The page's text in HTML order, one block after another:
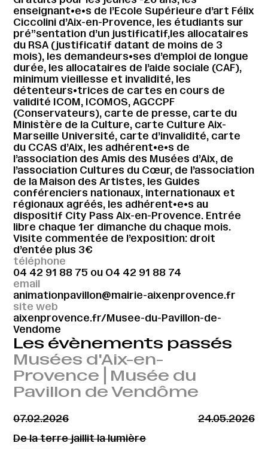
enseignant•e•s de l’Ecole Supérieure d’art Félix
Ciccolini d’Aix-en-Provence, les étudiants sur
pré”sentation d’un justificatif,les allocataires
du RSA (justificatif datant de moins de 3
mois), les demandeurs•ses d’emploi de longue
durée, les allocataires de l’aide sociale (CAF),
minimum vieillesse et invalidité, les
détenteurs•trices de cartes en cours de
validité ICOM, ICOMOS, AGCCPF
(Conservateurs), carte de presse, carte du
Ministère de la Culture, carte Culture Aix-
Marseille Université, carte d’invalidité, carte
du CCAS d’Aix, les adhérent•e•s de
l’association des Amis des Musées d’Aix, de
l’association Cultures du Cœur, de l’association
de la Maison des Artistes, les Guides
conférenciers nationaux, internationaux et
régionaux agréés, les adhérent•e•s au
dispositif City Pass Aix-en-Provence. Entrée
libre chaque 1er dimanche du chaque mois.
Visite commentée de l’exposition: droit
d’entée plus 3€
téléphone
04 42 91 88 75 ou O4 42 91 88 74
email
animationpavillon@mairie-aixenprovence.fr
site web
aixenprovence.fr/Musee-du-Pavillon-de-
Vendome
Les évènements passés
Musées d'Aix-en-
Provence⎪Musée du
Pavillon de Vendôme
07.02.2026
24.05.2026
De la terre jaillit la lumière